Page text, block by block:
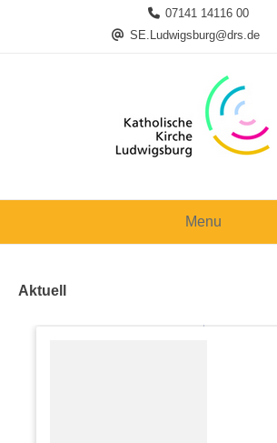
07141 14116 00
SE.Ludwigsburg@drs.de
Menu
Aktuell